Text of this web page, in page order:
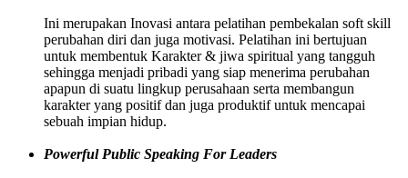
Ini merupakan Inovasi antara pelatihan pembekalan soft skill
perubahan diri dan juga motivasi. Pelatihan ini bertujuan
untuk membentuk Karakter & jiwa spiritual yang tangguh
sehingga menjadi pribadi yang siap menerima perubahan
apapun di suatu lingkup perusahaan serta membangun
karakter yang positif dan juga produktif untuk mencapai
sebuah impian hidup.
Powerful Public Speaking For Leaders